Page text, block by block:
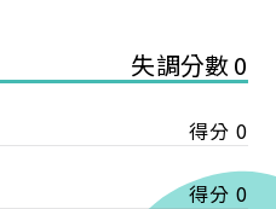
失調分數 0
得分 0
得分 0
員入會時繳納；常年會
健康培訓暨發展協會
路分行